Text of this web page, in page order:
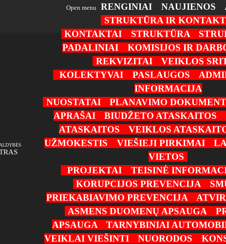
Open menu RENGINIAI NAUJIENOS
STRUKTŪRA IR
KONTAKTAI
STRUKTŪRA
PADALINIAI
KOMISIJOS IR
REKVIZITAI
VEIKLOS
KOLEKTYVAI
PASLAUGOS
INFORMACIJA
NUOSTATAI
PLANAVIMO
APRAŠAI
BIUDŽETO ATASKAITOS
ATASKAITOS
VEIKLOS
UŽMOKESTIS
VIEŠIEJI PIRKIMAI
VIETOS
PROJEKTAI
TEISINĖ
KORUPCIJOS PREVENCIJA
PRIEKABIAVIMO PREVENCIJA
ASMENS DUOMENŲ APSAUGA
APSAUGA
TARNYBINIAI
VEIKLAI VIEŠINTI
NUORODOS